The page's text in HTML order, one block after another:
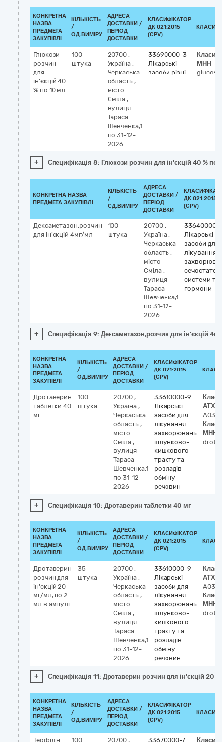
КОНКРЕТНА
НАЗВА
ПРЕДМЕТА
ЗАКУПІВЛІ
КІЛЬКІСТЬ
/
ОД.ВИМІРУ
АДРЕСА
ДОСТАВКИ /
ПЕРІОД
ДОСТАВКИ
КЛАСИФІКАТОР
ДК 021:2015
(CPV)
Глюкози
розчин
для
ін'єкцій 40
% по 10 мл
100
штука
20700 ,
Україна ,
Черкаська
область ,
місто
Сміла ,
вулиця
Тараса
Шевченка,1
по 31-12-
2026
33690000-3
Лікарські
засоби різні
МНН
glucose
+ Специфікація 8: Глюкози розчин для ін'єкцій 40 % по
КОНКРЕТНА НАЗВА
ПРЕДМЕТА ЗАКУПІВЛІ
КІЛЬКІСТЬ
/
ОД.ВИМІРУ
АДРЕСА
ДОСТАВКИ /
ПЕРІОД
ДОСТАВКИ
ДК 021:2015
(CPV)
Дексаметазон,розчин
для ін'єкцій 4мг/мл
100
штука
20700 ,
Україна ,
Черкаська
область ,
місто
Сміла ,
вулиця
Тараса
Шевченка,1
по 31-12-
2026
33640000-
Лікарські
засоби для
лікування
системи та
гормони
+ Специфікація 9: Дексаметазон,розчин для ін'єкцій
КОНКРЕТНА
НАЗВА
ПРЕДМЕТА
ЗАКУПІВЛІ
КІЛЬКІСТЬ
/
ОД.ВИМІРУ
АДРЕСА
ДОСТАВКИ /
ПЕРІОД
ДОСТАВКИ
КЛАСИФІКАТОР
ДК 021:2015
(CPV)
Дротаверин
таблетки 40
мг
100
штука
20700 ,
Україна ,
Черкаська
область ,
місто
Сміла ,
вулиця
Тараса
Шевченка,1
по 31-12-
2026
33610000-9
Лікарські
засоби для
лікування
захворювань
шлунково-
кишкового
тракту та
розладів
обміну
речовин
АТХ
МНН
+ Специфікація 10: Дротаверин таблетки 40 мг
КОНКРЕТНА
НАЗВА
ПРЕДМЕТА
ЗАКУПІВЛІ
КІЛЬКІСТЬ
/
ОД.ВИМІРУ
АДРЕСА
ДОСТАВКИ /
ПЕРІОД
ДОСТАВКИ
КЛАСИФІКАТОР
ДК 021:2015
(CPV)
Дротаверин
розчин для
ін'єкцій 20
мг/мл, по 2
мл в ампулі
35
штука
20700 ,
Україна ,
Черкаська
область ,
місто
Сміла ,
вулиця
Тараса
Шевченка,1
по 31-12-
2026
33610000-9
Лікарські
засоби для
лікування
захворювань
шлунково-
кишкового
тракту та
розладів
обміну
речовин
АТХ
МНН
+ Специфікація 11: Дротаверин розчин для ін'єкцій 20
КОНКРЕТНА
НАЗВА
ПРЕДМЕТА
ЗАКУПІВЛІ
КІЛЬКІСТЬ
/
ОД.ВИМІРУ
АДРЕСА
ДОСТАВКИ /
ПЕРІОД
ДОСТАВКИ
КЛАСИФІКАТОР
ДК 021:2015
(CPV)
Теофілін
100
20700 ,
33670000-7